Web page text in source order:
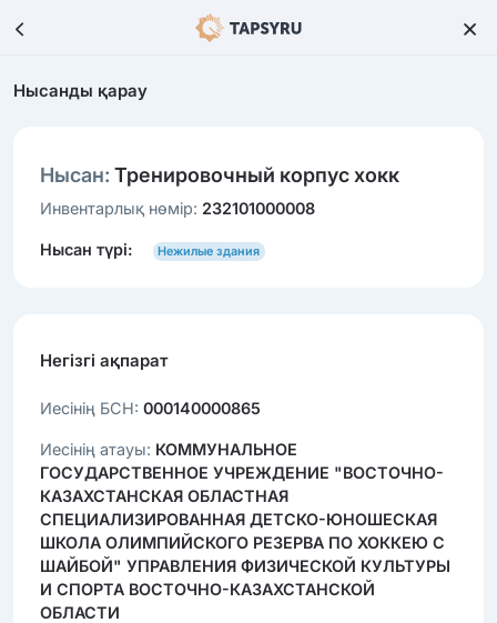
Нысанды қарау
Нысан: Тренировочный корпус хокк
Инвентарлық нөмір: 232101000008
Нысан түрі: Нежилые здания
Негізгі ақпарат
Иесінің БСН: 000140000865
Иесінің атауы: КОММУНАЛЬНОЕ
ГОСУДАРСТВЕННОЕ УЧРЕЖДЕНИЕ "ВОСТОЧНО-
КАЗАХСТАНСКАЯ ОБЛАСТНАЯ
СПЕЦИАЛИЗИРОВАННАЯ ДЕТСКО-ЮНОШЕСКАЯ
ШКОЛА ОЛИМПИЙСКОГО РЕЗЕРВА ПО ХОККЕЮ С
ШАЙБОЙ" УПРАВЛЕНИЯ ФИЗИЧЕСКОЙ КУЛЬТУРЫ
И СПОРТА ВОСТОЧНО-КАЗАХСТАНСКОЙ
ОБЛАСТИ